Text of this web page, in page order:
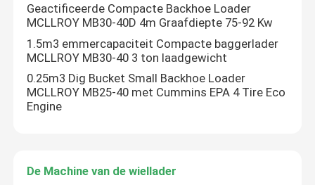
Geactificeerde Compacte Backhoe Loader
MCLLROY MB30-40D 4m Graafdiepte 75-92 Kw
1.5m3 emmercapaciteit Compacte baggerlader
MCLLROY MB30-40 3 ton laadgewicht
0.25m3 Dig Bucket Small Backhoe Loader
MCLLROY MB25-40 met Cummins EPA 4 Tire Eco
Engine
De Machine van de wiellader